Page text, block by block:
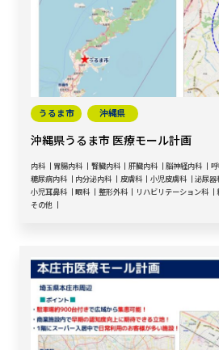
うるま市 沖縄県
沖縄県うるま市 医療モール計画
内科 胃腸内科 腎臓内科 肝臓内科 脳神経内科
糖尿病内科
内分泌内科 皮膚科 小児皮膚科 泌尿器
小児耳鼻科
眼科 整形外科 リハビリテーション科
その他